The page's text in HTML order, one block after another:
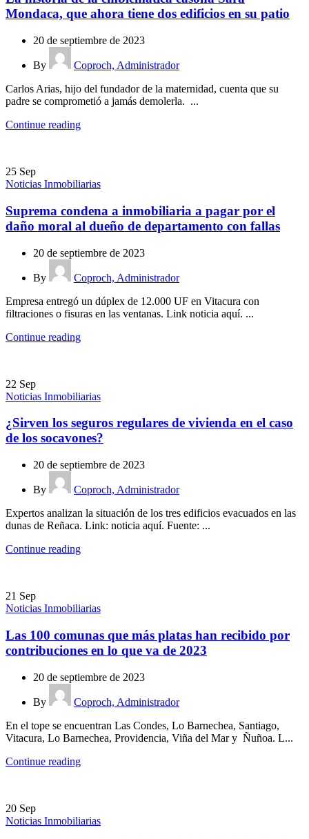
Mondaca, que ahora tiene dos edificios en su patio
20 de septiembre de 2023
By
Coproch, Administrador
Carlos Arias, hijo del fundador de la maternidad, cuenta que su
padre se comprometió a jamás demolerla. ...
Continue reading
25 Sep
Noticias Inmobiliarias
Suprema condena a inmobiliaria a pagar por el
daño moral al dueño de departamento con fallas
20 de septiembre de 2023
By
Coproch, Administrador
Empresa entregó un dúplex de 12.000 UF en Vitacura con
filtraciones o fisuras en las ventanas. Link noticia aquí. ...
Continue reading
22 Sep
Noticias Inmobiliarias
¿Sirven los seguros regulares de vivienda en el caso
de los socavones?
20 de septiembre de 2023
By
Coproch, Administrador
Expertos analizan la situación de los tres edificios evacuados en las
dunas de Reñaca. Link: noticia aquí. Fuente: ...
Continue reading
21 Sep
Noticias Inmobiliarias
Las 100 comunas que más platas han recibido por
contribuciones en lo que va de 2023
20 de septiembre de 2023
By
Coproch, Administrador
En el tope se encuentran Las Condes, Lo Barnechea, Santiago,
Vitacura, Lo Barnechea, Providencia, Viña del Mar y Ñuñoa. L...
Continue reading
20 Sep
Noticias Inmobiliarias